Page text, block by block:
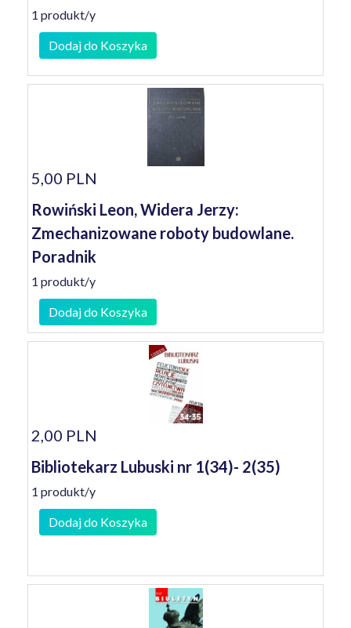
1 produkt/y
Dodaj do Koszyka
5,00 PLN
Rowiński Leon, Widera Jerzy:
Zmechanizowane roboty budowlane.
Poradnik
1 produkt/y
Dodaj do Koszyka
2,00 PLN
Bibliotekarz Lubuski nr 1(34)- 2(35)
1 produkt/y
Dodaj do Koszyka